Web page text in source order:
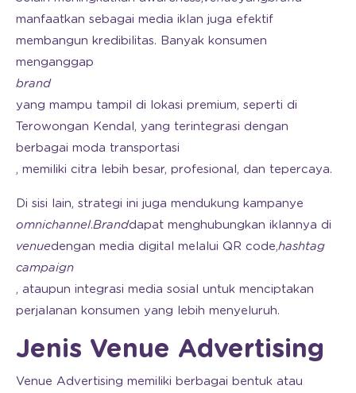
manfaatkan sebagai media iklan juga efektif
membangun kredibilitas. Banyak konsumen
menganggap
brand
yang mampu tampil di lokasi premium, seperti di
Terowongan Kendal, yang terintegrasi dengan
berbagai moda transportasi
, memiliki citra lebih besar, profesional, dan tepercaya.
Di sisi lain, strategi ini juga mendukung kampanye
omnichannel.Branddapat menghubungkan iklannya di
venuedengan media digital melalui QR code,hashtag
campaign
, ataupun integrasi media sosial untuk menciptakan
perjalanan konsumen yang lebih menyeluruh.
Jenis Venue Advertising
Venue Advertising memiliki berbagai bentuk atau